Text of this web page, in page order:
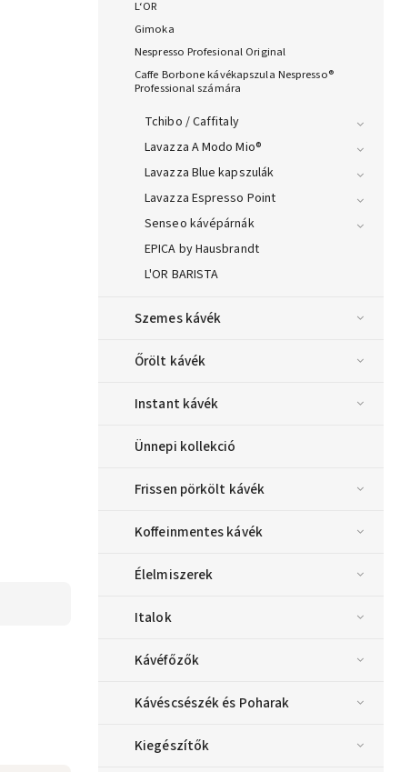
L‘OR
Gimoka
Nespresso Profesional Original
Caffe Borbone kávékapszula Nespresso®
Professional számára
Tchibo / Caffitaly
Lavazza A Modo Mio®
Lavazza Blue kapszulák
Lavazza Espresso Point
Senseo kávépárnák
EPICA by Hausbrandt
L'OR BARISTA
Szemes kávék
Őrölt kávék
Instant kávék
Ünnepi kollekció
Frissen pörkölt kávék
Koffeinmentes kávék
Élelmiszerek
Italok
Kávéfőzők
Kávéscsészék és Poharak
Kiegészítők